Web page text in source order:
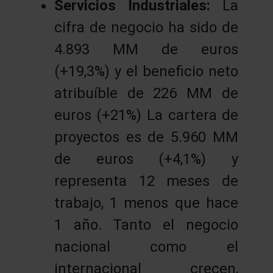
Servicios Industriales: La
cifra de negocio ha sido de
4.893 MM de euros
(+19,3%) y el beneficio neto
atribuíble de 226 MM de
euros (+21%) La cartera de
proyectos es de 5.960 MM
de euros (+4,1%) y
representa 12 meses de
trabajo, 1 menos que hace
1 año. Tanto el negocio
nacional como el
internacional crecen,